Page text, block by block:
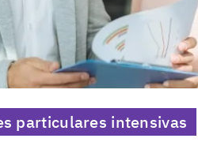
particulares intensivas